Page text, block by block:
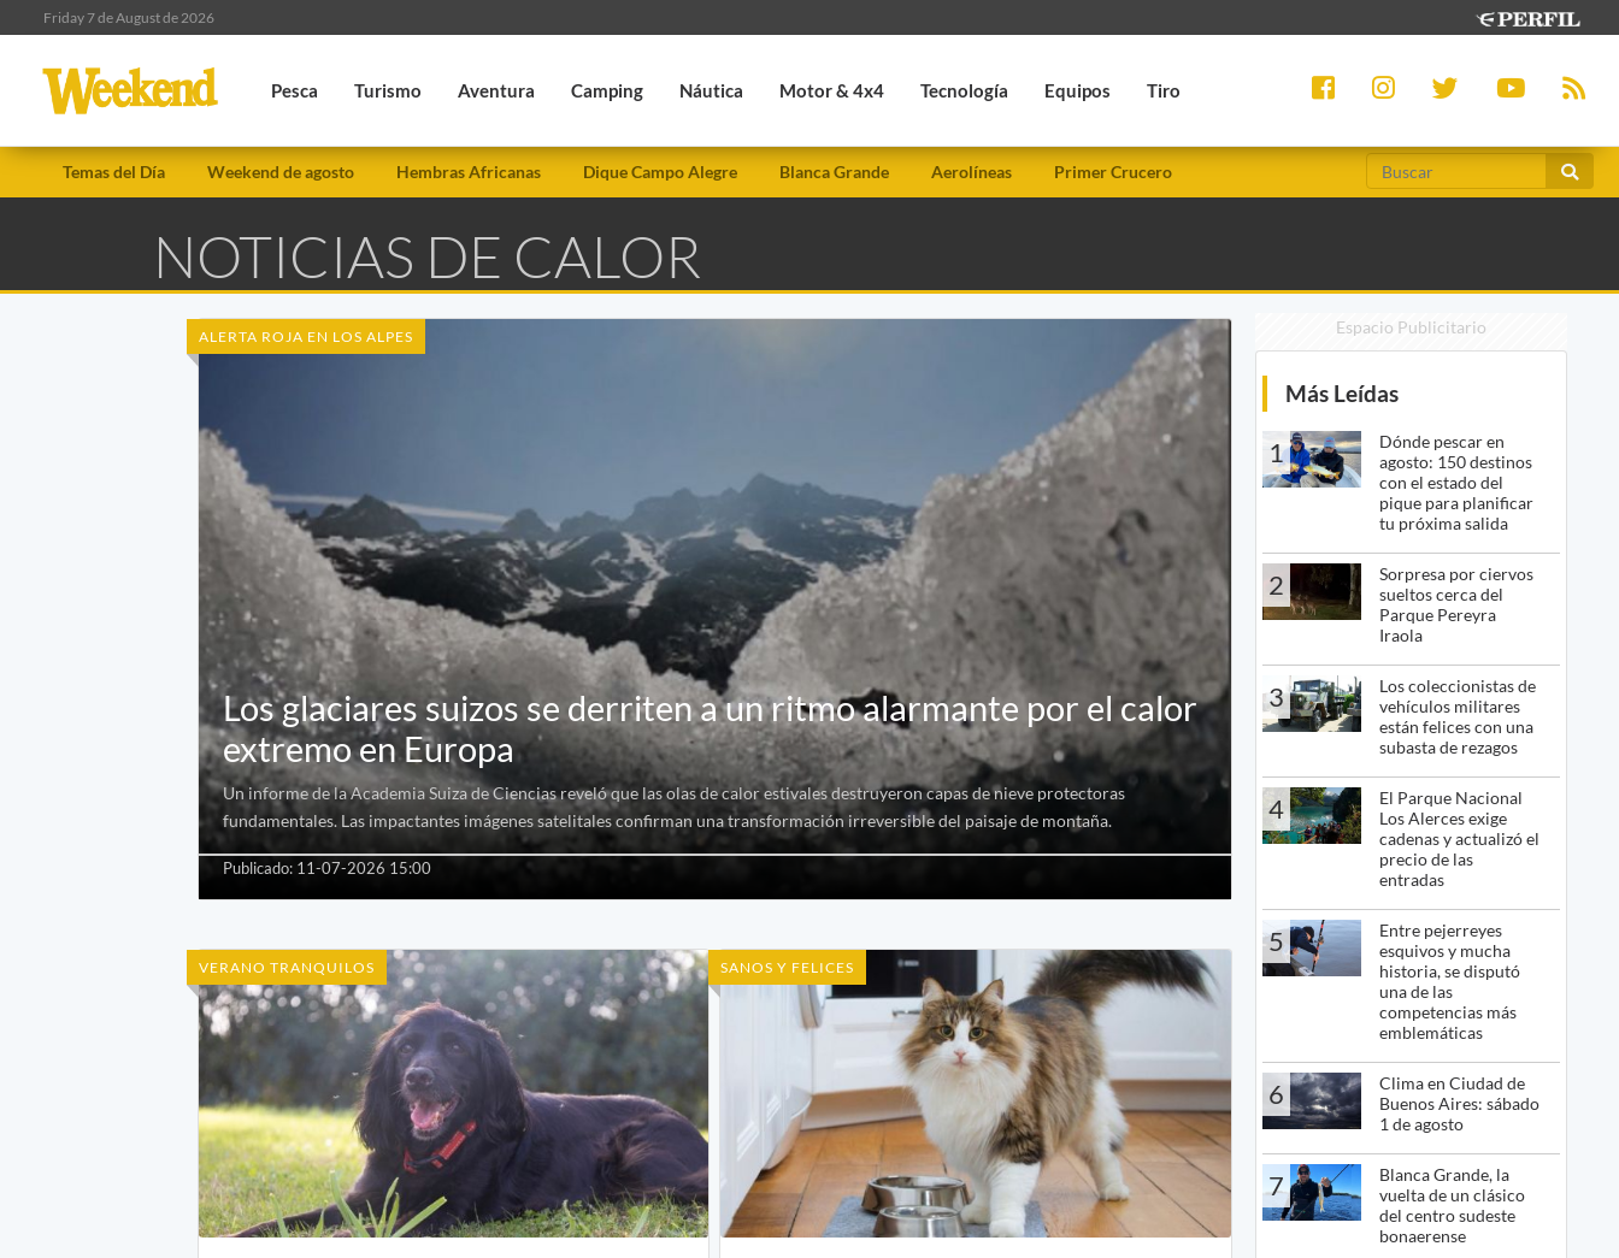
Friday 7 de August de 2026
Pesca Turismo Aventura Camping Náutica Motor & 4x4 Tecnología Equipos Tiro
Temas del Día Weekend de agosto Hembras Africanas Dique Campo Alegre Blanca Grande Aerolíneas Primer Crucero
NOTICIAS DE CALOR
ALERTA ROJA EN LOS ALPES
Los glaciares suizos se derriten a un ritmo alarmante por el calor
extremo en Europa
Un informe de la Academia Suiza de Ciencias reveló que las olas de calor estivales destruyeron capas de nieve protectoras
fundamentales. Las impactantes imágenes satelitales confirman una transformación irreversible del paisaje de montaña.
Publicado: 11-07-2026 15:00
VERANO TRANQUILOS SANOS Y FELICES
Espacio Publicitario
Más Leídas
1
Dónde pescar en
agosto: 150 destinos
con el estado del
pique para planificar
tu próxima salida
2
Sorpresa por ciervos
sueltos cerca del
Parque Pereyra
Iraola
3
Los coleccionistas de
vehículos militares
están felices con una
subasta de rezagos
4
El Parque Nacional
Los Alerces exige
cadenas y actualizó el
precio de las
entradas
5
Entre pejerreyes
esquivos y mucha
historia, se disputó
una de las
competencias más
emblemáticas
6
Clima en Ciudad de
Buenos Aires: sábado
1 de agosto
7
Blanca Grande, la
vuelta de un clásico
del centro sudeste
bonaerense